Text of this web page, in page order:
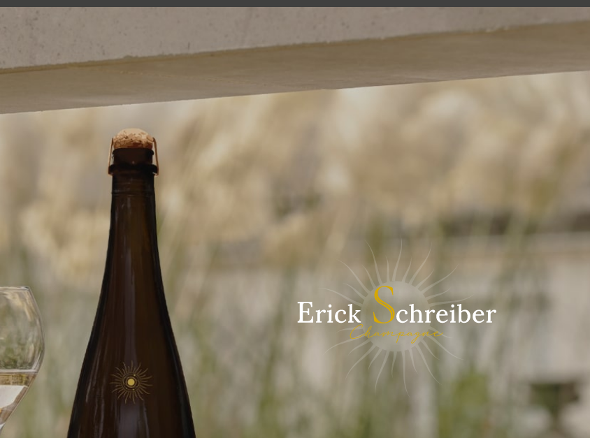
Our champagnes and wines
Nature-driven
The evolution of life on earth is a marvellous and complex alchemy of the
different phenomena that make up our natural ecosystem. The actions of
water, living organisms and the progressive degradation of source rock have
all encouraged the development of vegetation on the planet.